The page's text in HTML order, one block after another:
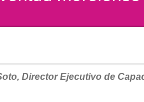
Director Ejecutivo de